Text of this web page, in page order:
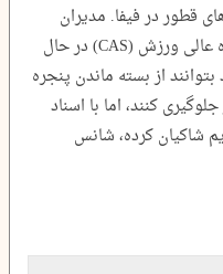
قطور در فیفا. مدیران
جدیدی که بر سر کار آمده‌اند، در دادگاه عالی ورزش (CAS) در حال
از بسته ماندن پنجره
کنند، اما با اسناد
شاکیان کرده، شانس